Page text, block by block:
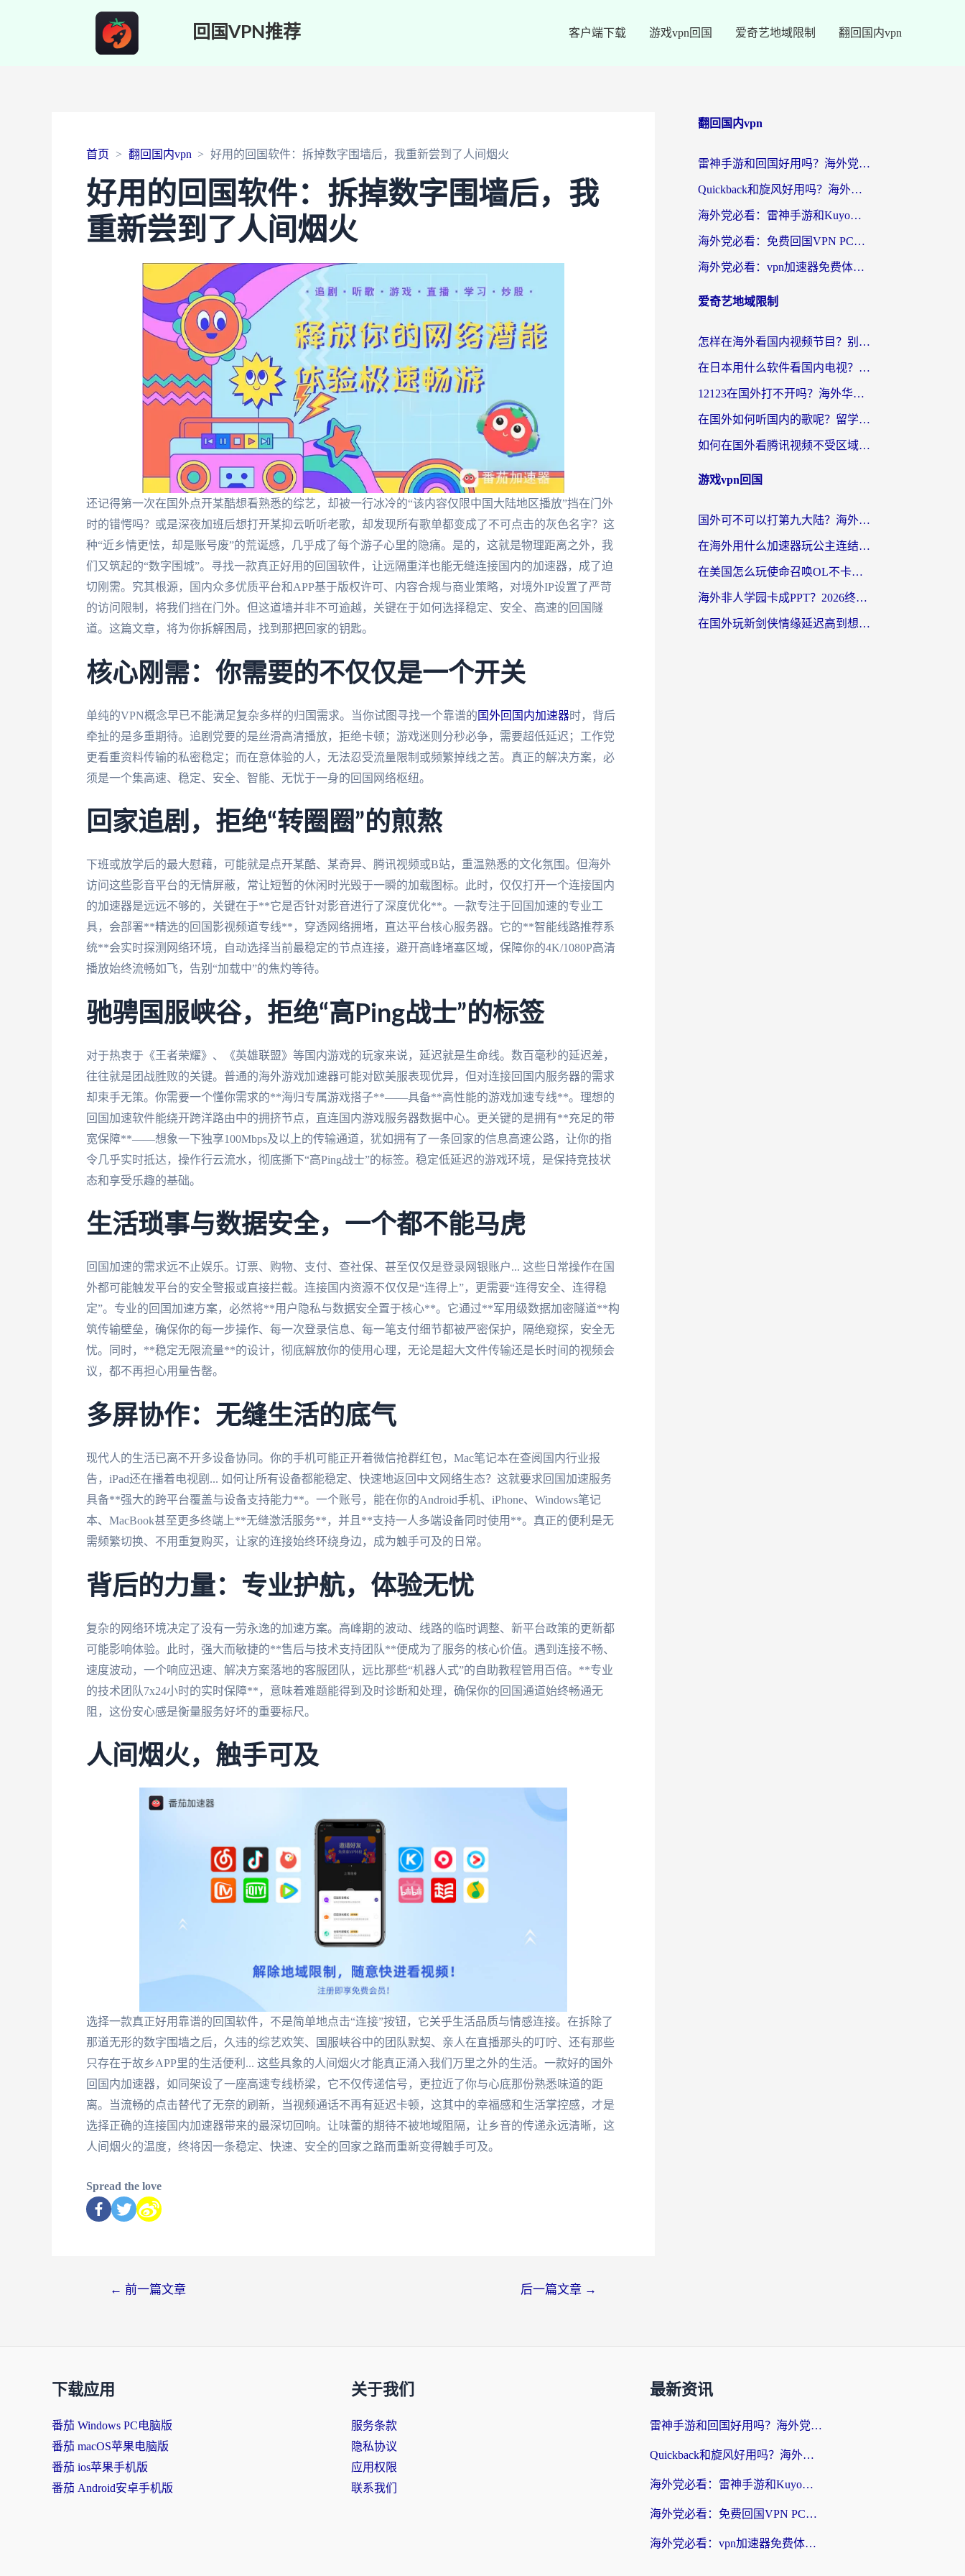
回国VPN推荐 客户端下载 游戏vpn回国 爱奇艺地域限制 翻回国内vpn
首页 翻回国内vpn 好用的回国软件：拆掉数字围墙后，我重新尝到了人间烟火
好用的回国软件：拆掉数字围墙后，我
重新尝到了人间烟火
还记得第一次在国外点开某酷想看熟悉的综艺，却被一行冰冷的“该内容仅限中国大陆地区播放”挡在门外
时的错愕吗？或是深夜加班后想打开某抑云听听老歌，却发现所有歌单都变成了不可点击的灰色名字？这
种“近乡情更怯，却是账号废”的荒诞感，几乎成了每个游子心里的隐痛。是的，这就是物理距离之外，我
们又筑起的“数字围城”。寻找一款真正好用的回国软件，让远隔重洋也能无缝连接国内的加速器，成了迫
切刚需。究其根源，国内众多优质平台和APP基于版权许可、内容合规与商业策略，对境外IP设置了严苛
的访问限制，将我们挡在门外。但这道墙并非不可逾越，关键在于如何选择稳定、安全、高速的回国隧
道。这篇文章，将为你拆解困局，找到那把回家的钥匙。
核心刚需：你需要的不仅仅是一个开关
单纯的VPN概念早已不能满足复杂多样的归国需求。当你试图寻找一个靠谱的 国外回国内加速器时，背后
牵扯的是多重期待。追剧党要的是丝滑高清播放，拒绝卡顿；游戏迷则分秒必争，需要超低延迟；工作党
更看重资料传输的私密稳定；而在意体验的人，无法忍受流量限制或频繁掉线之苦。真正的解决方案，必
须是一个集高速、稳定、安全、智能、无忧于一身的回国网络枢纽。
回家追剧，拒绝“转圈圈”的煎熬
下班或放学后的最大慰藉，可能就是点开某酷、某奇异、腾讯视频或B站，重温熟悉的文化氛围。但海外
访问这些影音平台的无情屏蔽，常让短暂的休闲时光毁于一瞬的加载图标。此时，仅仅打开一个连接国内
的加速器是远远不够的，关键在于**它是否针对影音进行了深度优化**。一款专注于回国加速的专业工
具，会部署**精选的回国影视频道专线**，穿透网络拥堵，直达平台核心服务器。它的**智能线路推荐系
统**会实时探测网络环境，自动选择当前最稳定的节点连接，避开高峰堵塞区域，保障你的4K/1080P高清
播放始终流畅如飞，告别“加载中”的焦灼等待。
驰骋国服峡谷，拒绝“高Ping战士”的标签
对于热衷于《王者荣耀》、《英雄联盟》等国内游戏的玩家来说，延迟就是生命线。数百毫秒的延迟差，
往往就是团战胜败的关键。普通的海外游戏加速器可能对欧美服表现优异，但对连接回国内服务器的需求
却束手无策。你需要一个懂你需求的**海归专属游戏搭子**——具备**高性能的游戏加速专线**。理想的
回国加速软件能绕开跨洋路由中的拥挤节点，直连国内游戏服务器数据中心。更关键的是拥有**充足的带
宽保障**——想象一下独享100Mbps及以上的传输通道，犹如拥有了一条回家的信息高速公路，让你的指
令几乎实时抵达，操作行云流水，彻底撕下“高Ping战士”的标签。稳定低延迟的游戏环境，是保持竞技状
态和享受乐趣的基础。
生活琐事与数据安全，一个都不能马虎
回国加速的需求远不止娱乐。订票、购物、支付、查社保、甚至仅仅是登录网银账户... 这些日常操作在国
外都可能触发平台的安全警报或直接拦截。连接国内资源不仅仅是“连得上”，更需要“连得安全、连得稳
定”。专业的回国加速方案，必然将**用户隐私与数据安全置于核心**。它通过**军用级数据加密隧道**构
筑传输壁垒，确保你的每一步操作、每一次登录信息、每一笔支付细节都被严密保护，隔绝窥探，安全无
忧。同时，**稳定无限流量**的设计，彻底解放你的使用心理，无论是超大文件传输还是长时间的视频会
议，都不再担心用量告罄。
多屏协作：无缝生活的底气
现代人的生活已离不开多设备协同。你的手机可能正开着微信抢群红包，Mac笔记本在查阅国内行业报
告，iPad还在播着电视剧... 如何让所有设备都能稳定、快速地返回中文网络生态？这就要求回国加速服务
具备**强大的跨平台覆盖与设备支持能力**。一个账号，能在你的Android手机、iPhone、Windows笔记
本、MacBook甚至更多终端上**无缝激活服务**，并且**支持一人多端设备同时使用**。真正的便利是无
需频繁切换、不用重复购买，让家的连接始终环绕身边，成为触手可及的日常。
背后的力量：专业护航，体验无忧
复杂的网络环境决定了没有一劳永逸的加速方案。高峰期的波动、线路的临时调整、新平台政策的更新都
可能影响体验。此时，强大而敏捷的**售后与技术支持团队**便成为了服务的核心价值。遇到连接不畅、
速度波动，一个响应迅速、解决方案落地的客服团队，远比那些“机器人式”的自助教程管用百倍。**专业
的技术团队7x24小时的实时保障**，意味着难题能得到及时诊断和处理，确保你的回国通道始终畅通无
阻，这份安心感是衡量服务好坏的重要标尺。
人间烟火，触手可及
选择一款真正好用靠谱的回国软件，不是简单地点击“连接”按钮，它关乎生活品质与情感连接。在拆除了
那道无形的数字围墙之后，久违的综艺欢笑、国服峡谷中的团队默契、亲人在直播那头的叮咛、还有那些
只存在于故乡APP里的生活便利... 这些具象的人间烟火才能真正涌入我们万里之外的生活。一款好的国外
回国内加速器，如同架设了一座高速专线桥梁，它不仅传递信号，更拉近了你与心底那份熟悉味道的距
离。当流畅的点击替代了无奈的刷新，当视频通话不再有延迟卡顿，这其中的幸福感和生活掌控感，才是
选择正确的连接国内加速器带来的最深切回响。让味蕾的期待不被地域阻隔，让乡音的传递永远清晰，这
人间烟火的温度，终将因一条稳定、快速、安全的回家之路而重新变得触手可及。
Spread the love
← 前一篇文章 后一篇文章 →
翻回国内vpn
雷神手游和回国好用吗？海外党亲测：选对加速器才能无缝刷剧打游戏
Quickback和旋风好用吗？海外华人亲测：选对回国加速器才能无缝看央视5
海外党必看：雷神手游和Kuyo好用吗？3款回国加速器实测+避坑指南
海外党必看：免费回国VPN PC真的能用？附国内高速VPN选择全攻略
海外党必看：vpn加速器免费体验？选对回国加速器才能无缝刷国内剧玩国服
爱奇艺地域限制
怎样在海外看国内视频节目？别再踩坑！留学生和海外华人的专属解决方案
在日本用什么软件看国内电视？这篇攻略帮你告别地域限制
12123在国外打不开吗？海外华人亲测有效的回国加速方案
在国外如何听国内的歌呢？留学生亲测有效的回国加速方案
如何在国外看腾讯视频不受区域限制？留学生亲测有效的回国加速指南
游戏vpn回国
国外可不可以打第九大陆？海外玩家国服畅玩终极指南（附3大热门游戏解决妙招）
在海外用什么加速器玩公主连结：Re？老玩家亲测的稳定方案来了
在美国怎么玩使命召唤OL不卡？海外党亲测有效的国服游戏加速器指南
海外非人学园卡成PPT？2026终极加速器指南：从暗区突围到王国纪元，一篇搞定
在国外玩新剑侠情缘延迟高到想摔手机？海外玩家亲测有效的加速器选择指南
下载应用
番茄 Windows PC电脑版
番茄 macOS苹果电脑版
番茄 ios苹果手机版
番茄 Android安卓手机版
关于我们
服务条款
隐私协议
应用权限
联系我们
最新资讯
雷神手游和回国好用吗？海外党亲测：选对加速器才能无缝刷剧打游戏
Quickback和旋风好用吗？海外华人亲测：选对回国加速器才能无缝看央视5
海外党必看：雷神手游和Kuyo好用吗？3款回国加速器实测+避坑指南
海外党必看：免费回国VPN PC真的能用？附国内高速VPN选择全攻略
海外党必看：vpn加速器免费体验？选对回国加速器才能无缝刷国内剧玩国服